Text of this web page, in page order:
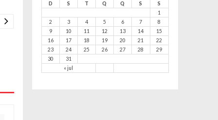
D S T Q Q S S
« jul
1
2
3 4 5 6 7
8
9
10 11 12 13 14
15
16
17 18 19 20 21
22
23
24 25 26 27 28
29
30
31